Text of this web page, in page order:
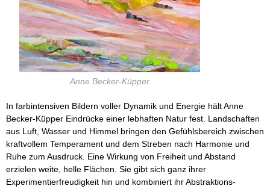
Anne Becker-Küpper
In farbintensiven Bildern voller Dynamik und Energie hält Anne
Becker-Küpper Eindrücke einer lebhaften Natur fest. Landschaften
aus Luft, Wasser und Himmel bringen den Gefühlsbereich zwischen
kraftvollem Temperament und dem Streben nach Harmonie und
Ruhe zum Ausdruck. Eine Wirkung von Freiheit und Abstand
erzielen weite, helle Flächen. Sie gibt sich ganz ihrer
Experimentierfreudigkeit hin und kombiniert ihr Abstraktions-